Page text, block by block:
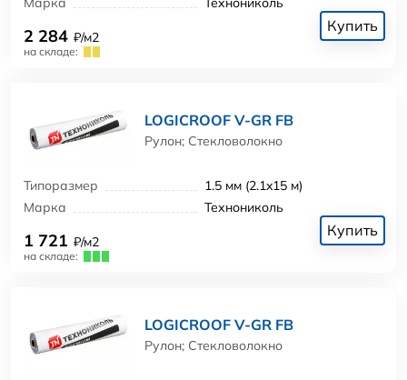
2 284 ₽/м2
на складе:
Купить
LOGICROOF V-GR FB
Рулон; Стекловолокно
Типоразмер
1.5 мм (2.1x15 м)
Марка
Технониколь
1 721 ₽/м2
на складе:
Купить
LOGICROOF V-GR FB
Рулон; Стекловолокно